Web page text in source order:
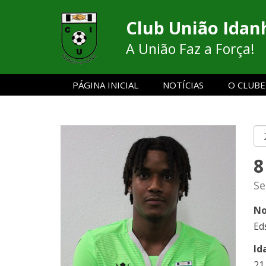
Club União
A União Faz a Força!
PÁGINA INICIAL NOTÍCIAS O CLUBE